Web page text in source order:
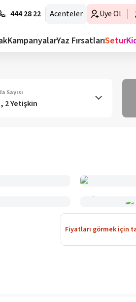
444 28 22 Acenteler Üye Ol
KampanyalarYaz Fırsatları
Sayısı
2 Yetişkin
Fiyatları görmek için